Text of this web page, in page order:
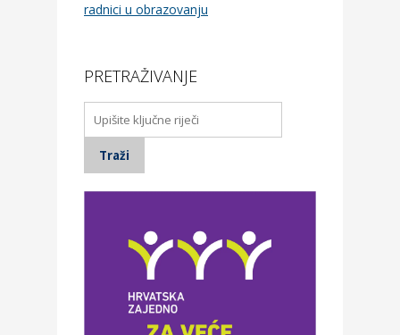
radnici u obrazovanju
PRETRAŽIVANJE